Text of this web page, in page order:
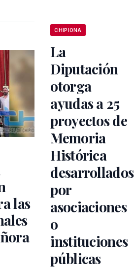
las
CHIPIONA
La
Diputación
otorga
ayudas a 25
proyectos de
Memoria
Histórica
desarrollados
por
asociaciones
o
instituciones
públicas